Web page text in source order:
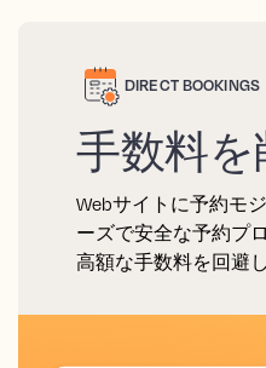
DIRECT BOOKINGS
手数料を
Webサイトに予約モ
ーズで安全な予約プ
高額な手数料を回避し